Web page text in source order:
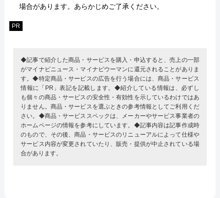
場合があります。あらかじめご了承ください。
PR
◆記事で紹介した商品・サービスを購入・申込すると、売上の一部
がマイナビニュース・マイナビウーマンに還元されることがありま
す。◆特定商品・サービスの広告を行う場合には、商品・サービス
情報に「PR」表記を記載します。◆紹介している情報は、必ずし
も個々の商品・サービスの安全性・有効性を示しているわけではあ
りません。商品・サービスを選ぶときの参考情報としてご利用くだ
さい。◆商品・サービススペックは、メーカーやサービス事業者の
ホームページの情報を参考にしています。◆記事内容は記事作成時
のもので、その後、商品・サービスのリニューアルによって仕様や
サービス内容が変更されていたり、販売・提供が中止されている場
合があります。